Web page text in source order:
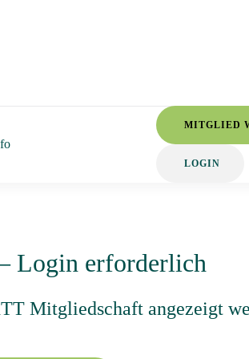
MITGLIED
LOGIN
Login erforderlich
Mitgliedschaft angezeigt